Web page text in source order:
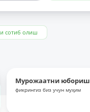
сотиб олиш
Мурожаатни юбориш
фикрингиз биз учун муҳим